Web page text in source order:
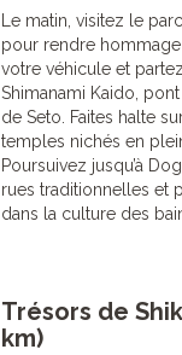
Le matin, visitez le
pour rendre
votre véhicule et
Shimanami Kaido,
de Seto. Faites halte
temples nichés en
Poursuivez jusqu’à
rues traditionnelles et
dans la culture des
Trésors de
km)